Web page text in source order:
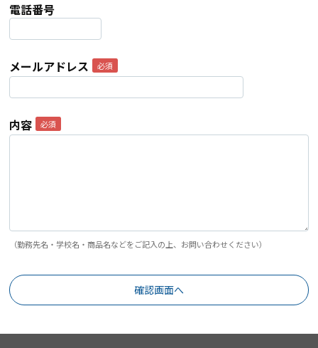
電話番号
メールアドレス
内容
（勤務先名・学校名・商品名などをご記入の上、お問い合わせください）